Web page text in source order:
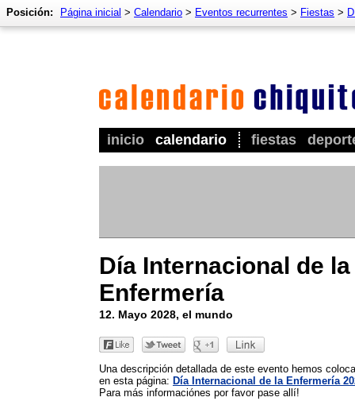
inicio calendario fiestas
Posición: Página inicial > Calendario > Eventos recurrentes > Fiestas >
Día Internacional de la
Enfermería
12. Mayo 2028, el mundo
Una descripción detallada de este evento hemos
en esta página: Día Internacional de la Enfermería
Para más informaciónes por favor pase allí!